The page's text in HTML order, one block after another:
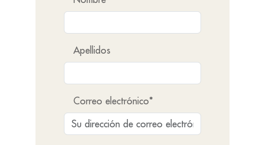
Apellidos
Correo electrónico*